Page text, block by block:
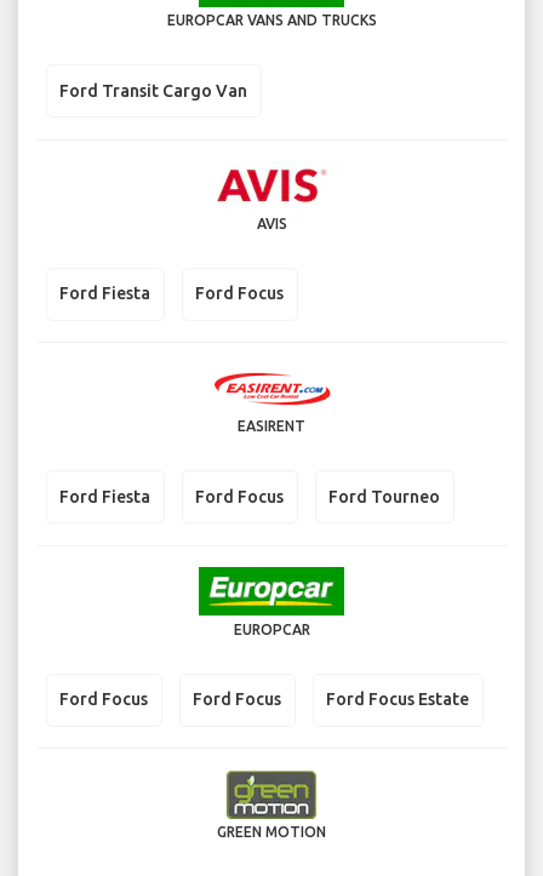
EUROPCAR VANS AND TRUCKS
Ford Transit Cargo Van
AVIS
Ford Fiesta Ford Focus
EASIRENT
Ford Fiesta Ford Focus Ford Tourneo
EUROPCAR
Ford Focus Ford Focus Ford Focus Estate
GREEN MOTION